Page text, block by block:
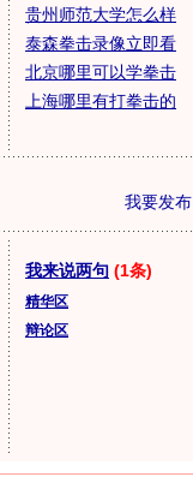
贵州师范大学怎么样
泰森拳击录像立即看
北京哪里可以学拳击
上海哪里有打拳击的
我要发布
我来说两句 (1条)
精华区
辩论区